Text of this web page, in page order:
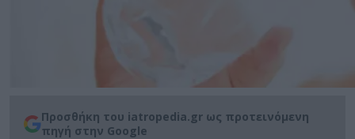
Προσθήκη του iatropedia.gr ως προτεινόμενη
πηγή στην Google